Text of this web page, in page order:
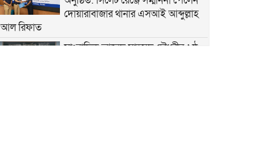
দোয়ারাবাজার থানার এসআই আব্দুল্লাহ
আল রিফাত
সাংবাদিক আবেদ মাহমুদ চৌধুরীর ৬ষ্ঠ